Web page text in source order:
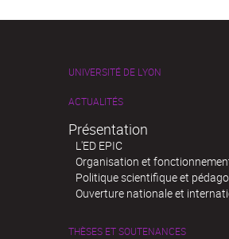
UNIVERSITÉ DE LYON
ACTUALITÉS
Présentation
L'ED EPIC
Organisation et
Politique scientifique et
Ouverture nationale et
THÈSES ET SOUTENANCES